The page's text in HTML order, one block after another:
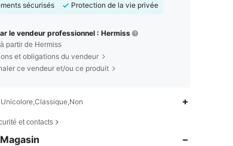
sécurisés
Protection de la vie privée
le vendeur professionnel : Hermiss
partir de Hermiss
et obligations du vendeur
ce vendeur et/ou ce produit
Unicolore,Classique,Non
et contacts